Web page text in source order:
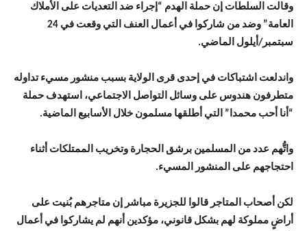
وقالت السلطات إن حملة الهدم “إجراء ضد التعديات على الأملاك
العامة” وضد من شاركوا في أعمال العنف التي وقعت في 24
سبتمبر/أيلول الماضي.
واندلعت اشتباكات في إحدى قرى الولاية بسبب منشور مسيء تداوله
متطرفون هندوس على وسائل التواصل الاجتماعي، استهدف حملة
“أنا أحب محمدا” التي أطلقها مسلمون خلال الأسابيع الماضية.
واتُّهم عدد من المسلمين برشق الحجارة وتخريب الممتلكات أثناء
احتجاجهم على المنشور المسيء.
لكن أصحاب المتاجر قالوا للجزيرة مباشر إن متاجرهم بُنيت على
أراضٍ مملوكة لهم بشكل قانوني، مؤكدين أنهم لم يشاركوا في أعمال